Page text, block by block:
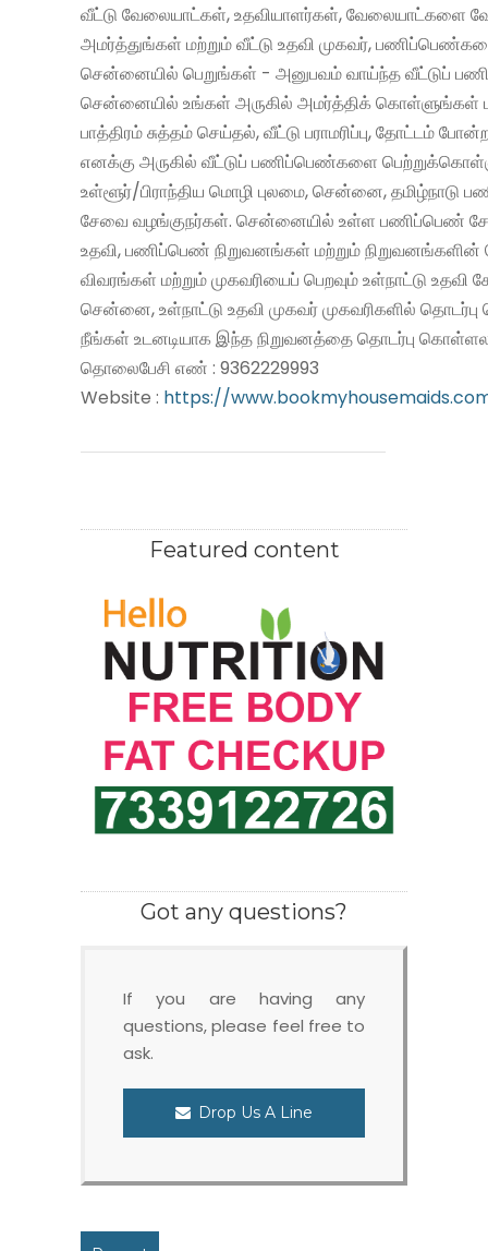
வீட்டு வேலையாட்கள், உதவியாளர்கள், வேலையாட்களை
அமர்த்துங்கள் மற்றும் வீட்டு உதவி முகவர்,
சென்னையில் பெறுங்கள் - அனுபவம் வாய்ந்த வீட்டுப்
சென்னையில் உங்கள் அருகில் அமர்த்திக் கொள்ளுங்கள்
பாத்திரம் சுத்தம் செய்தல், வீட்டு பராமரிப்பு, தோட்டம்
எனக்கு அருகில் வீட்டுப் பணிப்பெண்களை
உள்ளூர்/பிராந்திய மொழி புலமை, சென்னை, தமிழ்நாடு
சேவை வழங்குநர்கள். சென்னையில் உள்ள பணிப்பெண்
உதவி, பணிப்பெண் நிறுவனங்கள் மற்றும் நிறுவனங்களின்
விவரங்கள் மற்றும் முகவரியைப் பெறவும் உள்நாட்டு உதவி
சென்னை, உள்நாட்டு உதவி முகவர் முகவரிகளில்
நீங்கள் உடனடியாக இந்த நிறுவனத்தை தொடர்பு
தொலைபேசி எண் : 9362229993
Website : https://
Featured content
Got any questions?
If you are having any
questions, please feel free to
ask.
Drop Us A Line